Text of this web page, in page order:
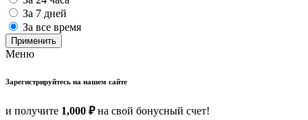
За 7 дней
За все время
Применить
Меню
Зарегистрируйтесь на нашем сайте
и получите 1,000 ₽на свой бонусный счет!